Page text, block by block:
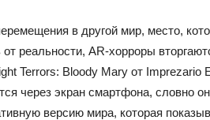
в другой мир, место,
от реальности, AR-хорроры
Terrors: Bloody Mary от Imprezario
через экран смартфона, словно
версию мира, которая